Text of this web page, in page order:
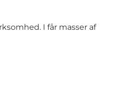
I får masser af